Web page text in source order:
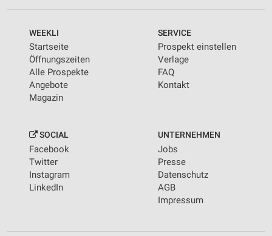
WEEKLI
Startseite
Öffnungszeiten
Alle Prospekte
Angebote
Magazin
SERVICE
Prospekt einstellen
Verlage
FAQ
Kontakt
SOCIAL
Facebook
Twitter
Instagram
LinkedIn
UNTERNEHMEN
Jobs
Presse
Datenschutz
AGB
Impressum